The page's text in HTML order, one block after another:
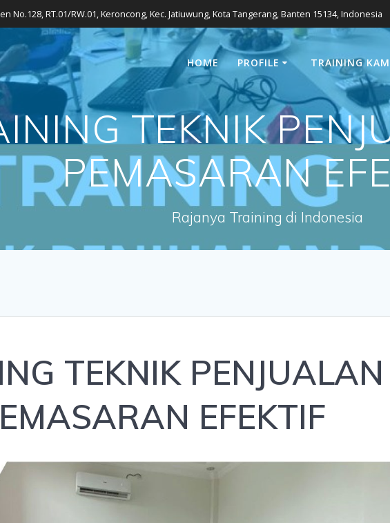
No.128, RT.01/RW.01, Keroncong, Kec. Jatiuwung, Kota Tangerang, Banten 15134, Indonesia
HOME PROFILE TRAINING
TEKNIK
PEMASARAN
Rajanya Training di Indonesia
TEKNIK PENJUALAN
EFEKTIF